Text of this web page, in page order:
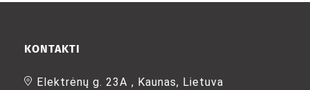
KONTAKTI
Elektrėnų g. 23A , Kaunas, Lietuva